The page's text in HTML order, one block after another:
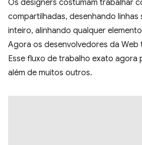
Os designers costumam trabalhar
compartilhadas, desenhando linhas
inteiro, alinhando qualquer
Agora os desenvolvedores da Web
Esse fluxo de trabalho exato agora
além de muitos outros.